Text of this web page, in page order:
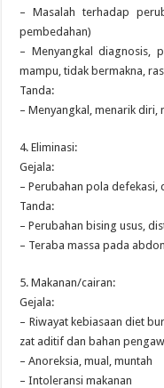
– Masalah terhadap
pembedahan)
– Menyangkal diagnosis,
mampu, tidak bermakna,
Tanda:
– Menyangkal, menarik diri,
4. Eliminasi:
Gejala:
– Perubahan pola defekasi,
Tanda:
– Perubahan bising usus,
– Teraba massa pada
5. Makanan/cairan:
Gejala:
– Riwayat kebiasaan diet
zat aditif dan bahan
– Anoreksia, mual, muntah
– Intoleransi makanan